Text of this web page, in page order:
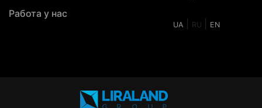
Работа у нас
UA RU EN